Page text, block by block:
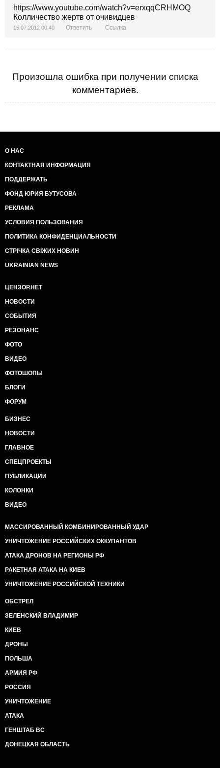
ШОК! КРЫМСК.
2500 ПОГИБШИХ. РАСПРОСТРАНЯЙТЕ!
ЗОМБОЯЩИКУ.
http://www.youtube.com/watch?
v=TSY1gZfPwJo&feature=related
Вся правда о наводнение в Крымске!
http://www.youtube.com/watch?v=gbr-
http://www.youtube.com/watch?
v=RMtP0ZJJNMw&feature=related
жительница Крымска о шлюзах и т.н.
v=Smz_ILd2lgc&feature=related
https://www.youtube.com/watch?v=erxqqCRHMOQ
Колличество жертв от очивидцев
15.07.2012 00:40 Ответить Ссылка
Произошла ошибка при получении списка
комментариев.
О НАС
КОНТАКТНАЯ ИНФОРМАЦИЯ
ПОДДЕРЖАТЬ
ФОНД ЮРИЯ БУТУСОВА
РЕКЛАМА
УСЛОВИЯ ПОЛЬЗОВАНИЯ
ПОЛИТИКА КОНФИДЕНЦИАЛЬНОСТИ
СТРІЧКА СВІЖИХ НОВИН
UKRAINIAN NEWS
ЦЕНЗОР.НЕТ
НОВОСТИ
СОБЫТИЯ
РЕЗОНАНС
ФОТО
ВИДЕО
ФОТОШОПЫ
БЛОГИ
ФОРУМ
БИЗНЕС
НОВОСТИ
ГЛАВНОЕ
СПЕЦПРОЕКТЫ
ПУБЛИКАЦИИ
КОЛОНКИ
ВИДЕО
МАССИРОВАННЫЙ КОМБИНИРОВАННЫЙ УДАР
УНИЧТОЖЕНИЕ РОССИЙСКИХ ОККУПАНТОВ
АТАКА ДРОНОВ НА РЕГИОНЫ РФ
РАКЕТНАЯ АТАКА НА КИЕВ
УНИЧТОЖЕНИЕ РОССИЙСКОЙ ТЕХНИКИ
ОБСТРЕЛ
ЗЕЛЕНСКИЙ ВЛАДИМИР
КИЕВ
ДРОНЫ
ПОЛЬША
АРМИЯ РФ
РОССИЯ
УНИЧТОЖЕНИЕ
АТАКА
ГЕНШТАБ ВС
ДОНЕЦКАЯ ОБЛАСТЬ